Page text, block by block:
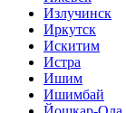
Излучинск
Иркутск
Искитим
Истра
Ишим
Ишимбай